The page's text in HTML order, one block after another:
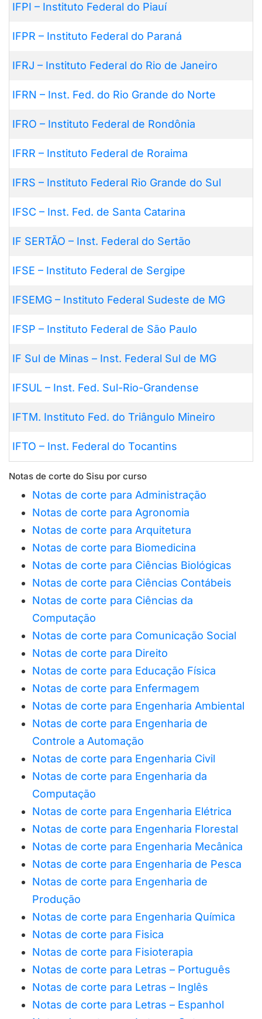
IFPI – Instituto Federal do Piauí
IFPR – Instituto Federal do Paraná
IFRJ – Instituto Federal do Rio de Janeiro
IFRN – Inst. Fed. do Rio Grande do Norte
IFRO – Instituto Federal de Rondônia
IFRR – Instituto Federal de Roraima
IFRS – Instituto Federal Rio Grande do Sul
IFSC – Inst. Fed. de Santa Catarina
IF SERTÃO – Inst. Federal do Sertão
IFSE – Instituto Federal de Sergipe
IFSEMG – Instituto Federal Sudeste de MG
IFSP – Instituto Federal de São Paulo
IF Sul de Minas – Inst. Federal Sul de MG
IFSUL – Inst. Fed. Sul-Rio-Grandense
IFTM. Instituto Fed. do Triângulo Mineiro
IFTO – Inst. Federal do Tocantins
Notas de corte do Sisu por curso
Notas de corte para Administração
Notas de corte para Agronomia
Notas de corte para Arquitetura
Notas de corte para Biomedicina
Notas de corte para Ciências Biológicas
Notas de corte para Ciências Contábeis
Notas de corte para Ciências da
Computação
Notas de corte para Comunicação Social
Notas de corte para Direito
Notas de corte para Educação Física
Notas de corte para Enfermagem
Notas de corte para Engenharia Ambiental
Notas de corte para Engenharia de
Controle a Automação
Notas de corte para Engenharia Civil
Notas de corte para Engenharia da
Computação
Notas de corte para Engenharia Elétrica
Notas de corte para Engenharia Florestal
Notas de corte para Engenharia Mecânica
Notas de corte para Engenharia de Pesca
Notas de corte para Engenharia de
Produção
Notas de corte para Engenharia Química
Notas de corte para Fisica
Notas de corte para Fisioterapia
Notas de corte para Letras – Português
Notas de corte para Letras – Inglês
Notas de corte para Letras – Espanhol